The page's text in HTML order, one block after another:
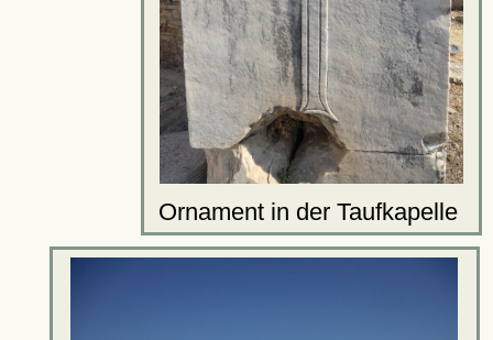
Ornament in der Taufkapelle